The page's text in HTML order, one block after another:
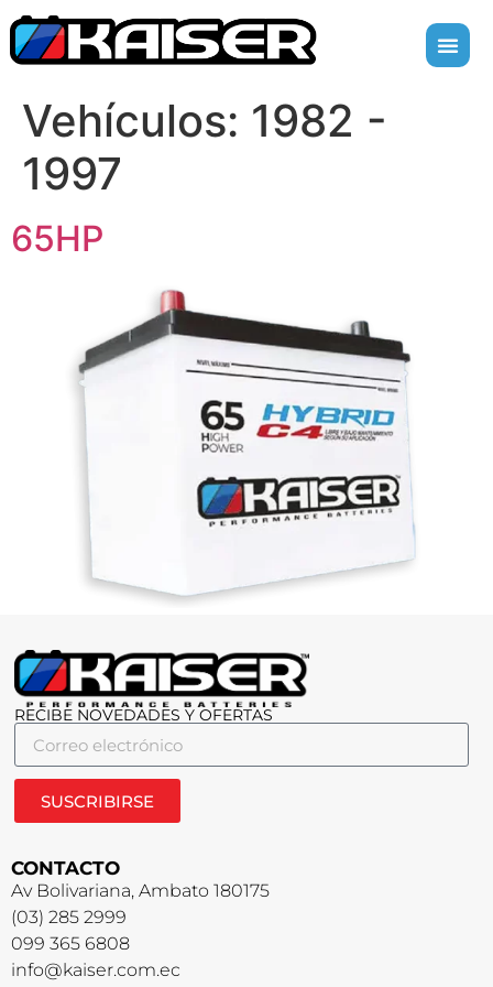
Vehículos: 1982 -
1997
65HP
RECIBE NOVEDADES Y OFERTAS
SUSCRIBIRSE
CONTACTO
Av Bolivariana, Ambato 180175
(03) 285 2999
099 365 6808
info@kaiser.com.ec